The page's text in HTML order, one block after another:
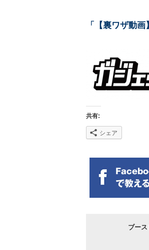
「【裏ワザ動
共有:
シェア
ブー